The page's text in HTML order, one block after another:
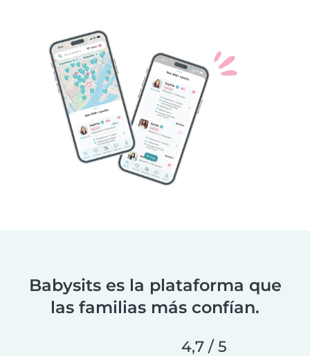
Babysits es la plataforma que
las familias más confían.
4,7 / 5